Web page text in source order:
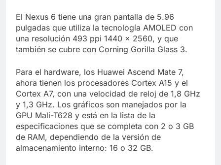
El Nexus 6 tiene una gran pantalla de 5.96
pulgadas que utiliza la tecnología AMOLED con
una resolución 493 ppi 1440 x 2560, y que
también se cubre con Corning Gorilla Glass 3.
Para el hardware, los Huawei Ascend Mate 7,
ahora tienen los procesadores Cortex A15 y el
Cortex A7, con una velocidad de reloj de 1,8 GHz
y 1,3 GHz. Los gráficos son manejados por la
GPU Mali-T628 y está en la lista de la
especificaciones que se completa con 2 o 3 GB
de RAM, dependiendo de la versión de
almacenamiento interno: 16 o 32 GB.